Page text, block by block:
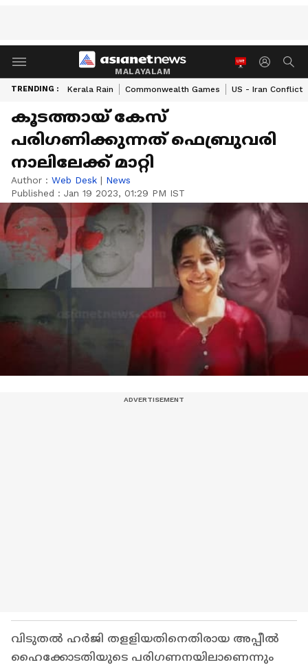
MALAYALAM
TRENDING : Kerala Rain Commonwealth Games US - Iran Conflict
കൂടത്തായ് കേസ്
പരിഗണിക്കുന്നത് ഫെബ്രുവരി
നാലിലേക്ക് മാറ്റി
Author : Web Desk | News
Published : Jan 19 2023, 01:29 PM IST
വിടുതൽ ഹർജി തളളിയതിനെതിരായ അപ്പീൽ
ഹൈക്കോടതിയുടെ പരിഗണനയിലാണെന്നും